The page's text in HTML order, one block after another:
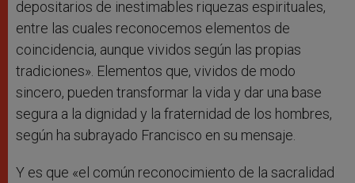
depositarios de inestimables riquezas espirituales,
entre las cuales reconocemos elementos de
coincidencia, aunque vividos según las propias
tradiciones». Elementos que, vividos de modo
sincero, pueden transformar la vida y dar una base
segura a la dignidad y la fraternidad de los hombres,
según ha subrayado Francisco en su mensaje.
Y es que «el común reconocimiento de la sacralidad